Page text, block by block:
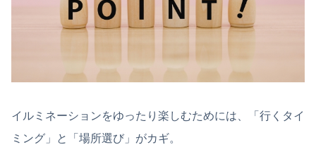
イルミネーションをゆったり楽しむためには、「行くタイ
ミング」と「場所選び」がカギ。